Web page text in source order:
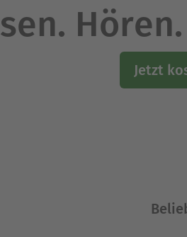
Jetzt